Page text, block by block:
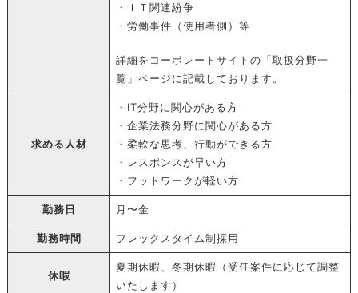
・ＩＴ関連紛争
・労働事件（使用者側）等
詳細を コーポレートサイトの「取扱分野一
覧」ページに記載しております。
求める人材
・IT分野に関心がある方
・企業法務分野に関心がある方
・柔軟な思考、行動ができる方
・レスポンスが早い方
・フットワークが軽い方
勤務日 月〜金
勤務時間 フレックスタイム制採用
休暇
夏期休暇、冬期休暇（受任案件に応じて調整
いたします）